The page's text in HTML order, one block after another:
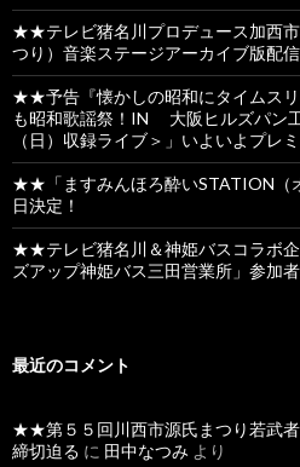
★★テレビ猪名川プロデュース加西
つり）音楽ステージアーカイブ版配信
★★予告『懐かしの昭和にタイムス
も昭和歌謡祭！IN 大阪ヒルズパン
（日）収録ライブ＞」いよいよプレ
★★「ますみんほろ酔いSTATION（
日決定！
★★テレビ猪名川＆神姫バスコラボ
ズアップ神姫バス三田営業所」参加
最近のコメント
★★第５５回川西市源氏まつり若武者
締切迫る に 田中なつみ より